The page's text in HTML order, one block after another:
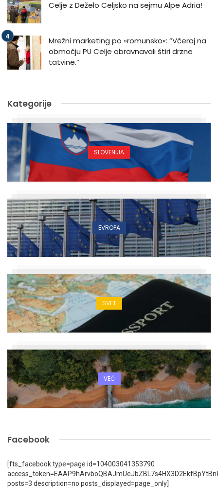
Celje z Deželo Celjsko na sejmu Alpe Adria!
Mrežni marketing po »romunsko«: “Včeraj na
območju PU Celje obravnavali štiri drzne
tatvine.”
Kategorije
SLOVENIJA
EVROPA
SVET
VEČ
Facebook
[fts_facebook type=page id=104003041353790
posts=3 description=no posts_displayed=page_only]